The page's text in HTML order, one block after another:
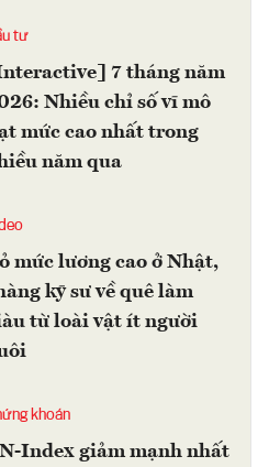
tư
7 tháng năm
Nhiều chỉ số vĩ mô
mức cao nhất trong
năm qua
mức lương cao ở Nhật,
kỹ sư về quê làm
từ loài vật ít người
khoán
Index giảm mạnh nhất